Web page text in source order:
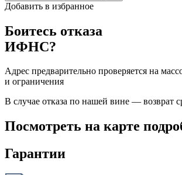
Добавить в избранное
Боитесь отказа
ИФНС?
Адрес предварительно проверяется на
и ограничения
В случае отказа по нашей вине — возврат
Посмотреть на карте
Гарантии